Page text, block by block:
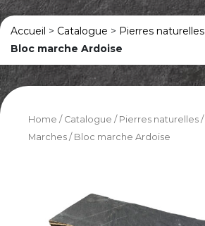
Accueil > Catalogue > Pierres naturelles
Bloc marche Ardoise
Home / Catalogue / Pierres naturelles /
Marches / Bloc marche Ardoise